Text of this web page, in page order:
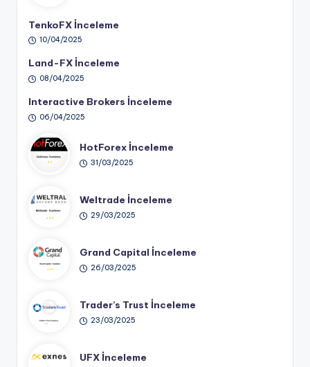
TenkoFX İnceleme
10/04/2025
Land-FX İnceleme
08/04/2025
Interactive Brokers İnceleme
06/04/2025
HotForex İnceleme
31/03/2025
Weltrade İnceleme
29/03/2025
Grand Capital İnceleme
26/03/2025
Trader’s Trust İnceleme
23/03/2025
UFX İnceleme